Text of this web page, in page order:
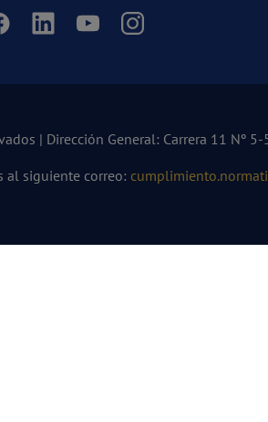
| Dirección General: Carrera 11 Nº 5-
al siguiente correo: